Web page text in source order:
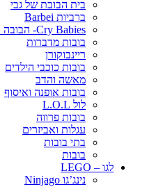
בית הבובת של גבי
ברביות Barbei
Cry Babies- הבובה הבוכה
בובות מדברות
ריינבוקורן
בובות כוכבי הילדים
מאשה והדב
בובות אופנה ואיסוף
לול L.O.L
בובות פרווה
עגלות ואביזרים
בתי בובות
בובות
לגו – LEGO
נינג’גו Ninjago